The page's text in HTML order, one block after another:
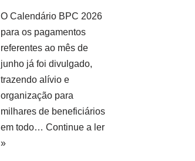
O Calendário BPC 2026
para os pagamentos
referentes ao mês de
junho já foi divulgado,
trazendo alívio e
organização para
milhares de beneficiários
em todo… Continue a ler
»